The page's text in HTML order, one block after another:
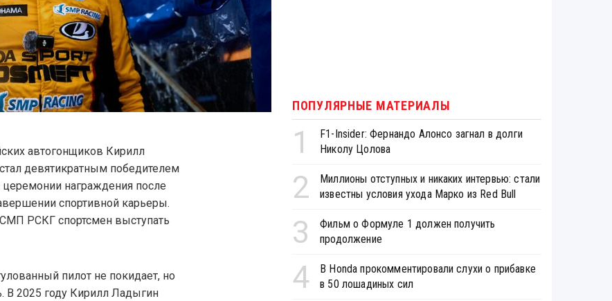
автогонщиков Кирилл
девятикратным победителем
награждения после
спортивной карьеры.
РСКГ спортсмен выступать
пилот не покидает, но
В 2025 году Кирилл Ладыгин
ПОПУЛЯРНЫЕ МАТЕРИАЛЫ
1
F1-Insider: Фернандо Алонсо загнал в долги
Николу Цолова
2
Миллионы отступных и никаких интервью: стали
известны условия ухода Марко из Red Bull
3
Фильм о Формуле 1 должен получить
продолжение
4
В Honda прокомментировали слухи о прибавке
в 50 лошадиных сил